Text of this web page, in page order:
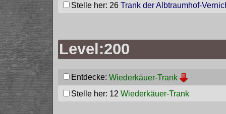
Stelle her: 26 Trank der Albtraumhof-
Level:200
Entdecke: Wiederkäuer-Trank
Stelle her: 12 Wiederkäuer-Trank